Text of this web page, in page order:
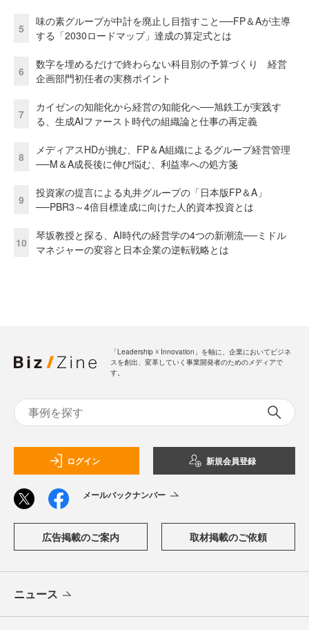
5
味の素グループが中計を廃止し目指すこと──FP＆Aが主導
する「2030ロードマップ」達成の算定式とは
6
数字を埋めるだけで終わらない科目別の予算づくり 経営
企画部門初任者の実務ポイント
7
カイゼンの知能化から経営の知能化へ──旭鉄工が実践す
る、生成AIファースト時代の組織論と仕事の再定義
8
メディアスHDが挑む、FP＆A組織によるグループ経営管理
──M＆A成長後に伸び悩む、利益率への処方箋
9
投資家の提言による丸井グループの「日本版FP＆A」
──PBR3～4倍目標達成に向けた人的資本投資とは
10
琴坂教授と探る、AI時代の経営学の4つの新潮流──ミドル
マネジャーの変容と日本企業の逆転戦略とは
「Leadership ☓ Innovation」を軸に、企業においてビジネ
スを創出、変革していく事業開発者のためのメディアで
す。
ログイン 新規会員登録
メールバックナンバー
広告掲載のご案内 取材掲載のご依頼
ニュース